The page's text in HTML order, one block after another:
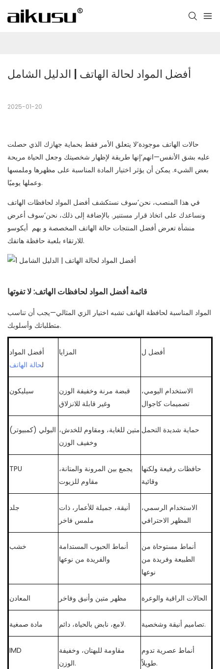
أفضل المواد لحالة الهاتف | الدليل الشامل
2025-01-20
حالات الهاتف موجودة’لا يتعلق الأمر فقط بحماية جهازك الذي حصلت
عليه بشق الأنفس—انهم’إنها طريقة لإظهار شخصيتك وجعل الحياة مريحة
بعض الشيء. يمكن أن يؤثر اختيار المادة المناسبة على مظهرها وملمسها
وعملها يوميًا.
في هذا المنصب، نحن’سوف نستكشف أفضل المواد لحافظات الهاتف
ونساعدك على اتخاذ قرار مستنير. بالإضافة إلى ذلك، نحن’سوف أعرض
منشأة تعرض أفضل المنتجات
للارتقاء بلعبة حافظة هاتفك.
قائمة أفضل المواد لحافظات الهاتف: لا تفوتها
المواد المناسبة لحافظة الهاتف تشبه اختيار الزي المثالي—يجب أن تناسب
متطلباتك وأسلوبك.
أفضل المواد
لحالة الهاتف
المزايا أفضل ل
سيليكون
قبضة مرنة وخفيفة الوزن
وغير قابلة للانزلاق
الاستخدام اليومي،
تصميمات كاجوال
البولي (كمبيوتر) متين للغاية، ومقاوم للخدش،
وخفيف الوزن
حماية شديدة التحمل
TPU
يجمع بين المرونة والمتانة،
مقاوم للزيوت
حافظات رفيعة ولكنها
وقائية
جلد
أنيقة، جميلة للأعمار، ذات
ملمس فاخر
الاستخدام الرسمي،
المظهر الاحترافي
خشب
أنماط الحبوب المستدامة
والفريدة من نوعها
أنماط مستوحاة من
الطبيعة وفريدة من
نوعها
المعادن مظهر متين وأنيق وفاخر الحالات الراقية والوعرة
مادة صمغية لامع، نابض بالحياة، دائم. تصاميم أنيقة وشخصية.
IMD
مقاومة للبهتان، وخفيفة
الوزن.
أنماط عصرية تدوم
طويلاً.